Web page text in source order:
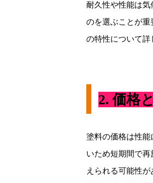
耐久性や性能は
のを選ぶことが
の特性について詳
2.価格
塗料の価格は性
いため短期間で
えられる可能性が